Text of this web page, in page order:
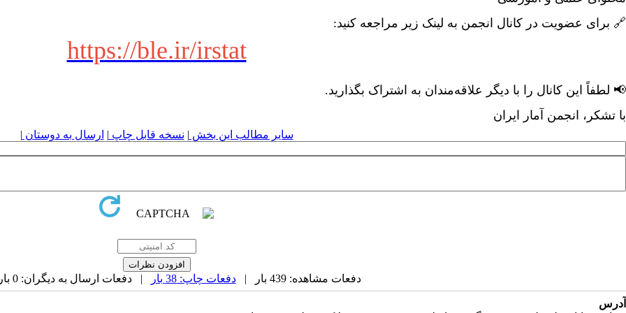
🔗 برای عضویت در کانال انجمن به لینک زیر مراجعه کنید:
https://ble.ir/irstat
📢 لطفاً این کانال را با دیگر علاقه‌مندان به اشتراک بگذارید.
با تشکر، انجمن آمار ایران
سایر مطالب این بخش | نسخه قابل چاپ | ارسال به دوستان |
دفعات مشاهده: 439 بار | دفعات چاپ: 38 بار | دفعات ارسال به دیگران: 0 بار |
آدرس